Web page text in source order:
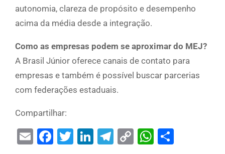
autonomia, clareza de propósito e desempenho
acima da média desde a integração.
Como as empresas podem se aproximar do MEJ?
A Brasil Júnior oferece canais de contato para
empresas e também é possível buscar parcerias
com federações estaduais.
Compartilhar:
EmailFacebook
Twitter
LinkedIn
Telegram
Copy